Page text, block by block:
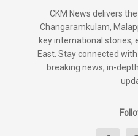
CKM News delivers
Changaramkulam,
key international stories,
East. Stay connected
breaking news, in-